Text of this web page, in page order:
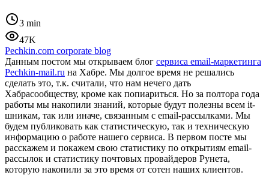
3 min
47K
Pechkin.com corporate blog
Данным постом мы открываем блог сервиса email-маркетинга
Pechkin-mail.ru на Хабре. Мы долгое время не решались
сделать это, т.к. считали, что нам нечего дать
Хабрасообществу, кроме как попиариться. Но за полтора года
работы мы накопили знаний, которые будут полезны всем it-
шникам, так или иначе, связанным с email-рассылками. Мы
будем публиковать как статистическую, так и техническую
информацию о работе нашего сервиса. В первом посте мы
расскажем и покажем свою статистику по открытиям email-
рассылок и статистику почтовых провайдеров Рунета,
которую накопили за это время от сотен наших клиентов.